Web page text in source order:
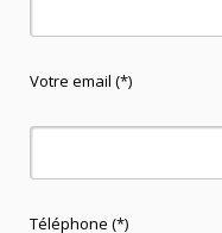
Votre email (*)
Téléphone (*)